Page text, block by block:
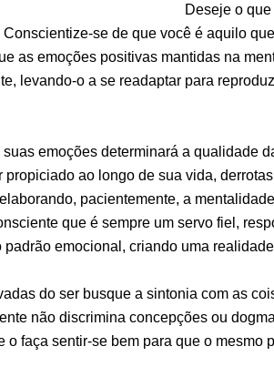
Deseje o
Conscientize-se de que você é aquilo
as emoções positivas mantidas na
levando-o a se readaptar para
emoções determinará a qualidade
propiciado ao longo de sua vida,
pacientemente, a
que é sempre um servo fiel,
padrão emocional, criando uma
do ser busque a sintonia com as
não discrimina concepções ou
o faça sentir-se bem para que o mesmo